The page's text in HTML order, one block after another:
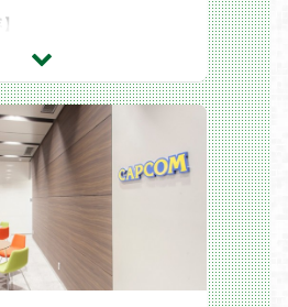
に対応するため、社内関係
開発着手時の法令調査
における消費者契約法、
済法、特商法等の消費者保
密情報保護の施策企画と
対応
ルに関する法制トラブル